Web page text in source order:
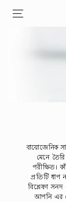
সাইট নেভিগেশন
বায়োজেনিক
মেনে
পরীক্ষিত।
প্রতিটি
বিশ্লেষণ
আপনি এর